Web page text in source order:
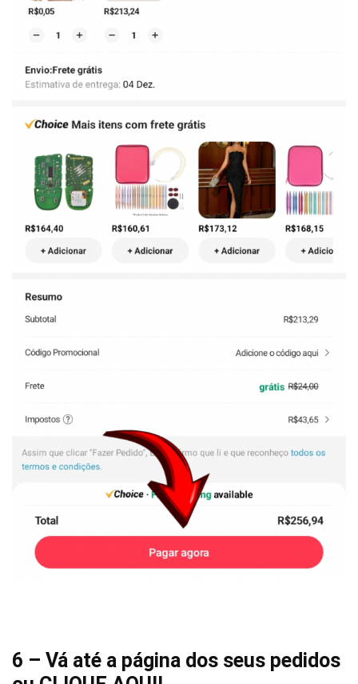
6 – Vá até a página dos seus pedidos